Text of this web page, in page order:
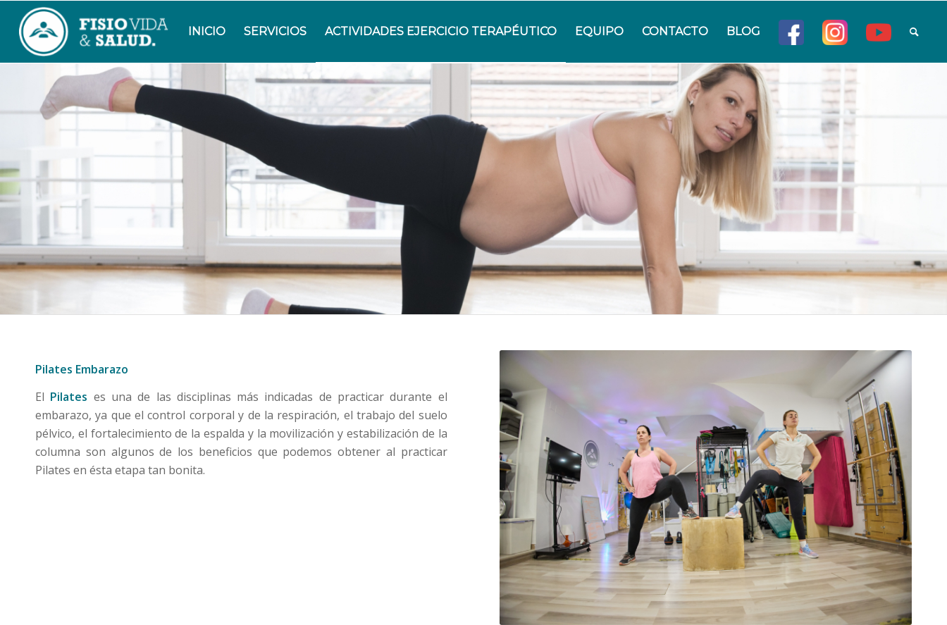
INICIO SERVICIOS ACTIVIDADES EJERCICIO TERAPÉUTICO EQUIPO CONTACTO BLOG
Pilates Embarazo
El Pilates es una de las disciplinas más indicadas de practicar durante el
embarazo, ya que el control corporal y de la respiración, el trabajo del suelo
pélvico, el fortalecimiento de la espalda y la movilización y estabilización de la
columna son algunos de los beneficios que podemos obtener al practicar
Pilates en ésta etapa tan bonita.